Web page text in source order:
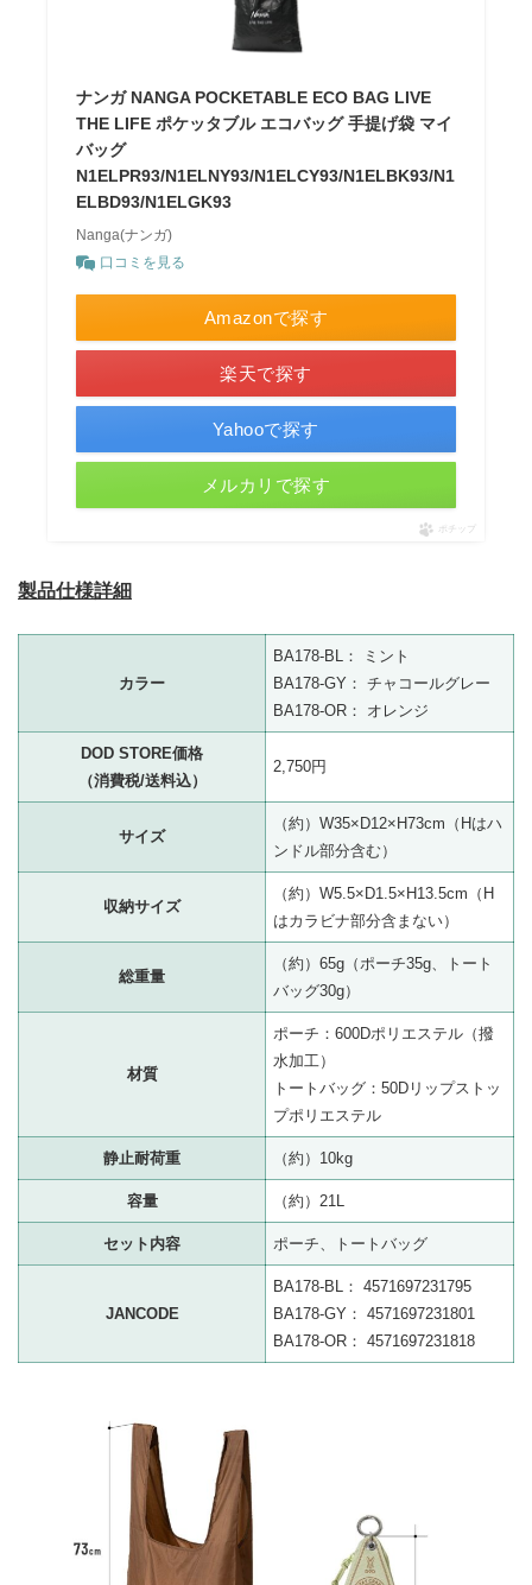
ナンガ NANGA POCKETABLE ECO BAG LIVE
THE LIFE ポケッタブル エコバッグ 手提げ袋 マイ
バッグ
N1ELPR93/N1ELNY93/N1ELCY93/N1ELBK93/N1
ELBD93/N1ELGK93
Nanga(ナンガ)
口コミを見る
Amazonで探す
楽天で探す
Yahooで探す
メルカリで探す
ポチップ
製品仕様詳細
カラー
BA178-BL： ミント
BA178-GY： チャコールグレー
BA178-OR： オレンジ
DOD STORE価格
（消費税/送料込）
2,750円
サイズ
（約）W35×D12×H73cm（Hはハ
ンドル部分含む）
収納サイズ
（約）W5.5×D1.5×H13.5cm（H
はカラビナ部分含まない）
総重量
（約）65g（ポーチ35g、トート
バッグ30g）
材質
ポーチ：600Dポリエステル（撥
水加工）
トートバッグ：50Dリップストッ
プポリエステル
静止耐荷重 （約）10kg
容量 （約）21L
セット内容 ポーチ、トートバッグ
JANCODE
BA178-BL： 4571697231795
BA178-GY： 4571697231801
BA178-OR： 4571697231818